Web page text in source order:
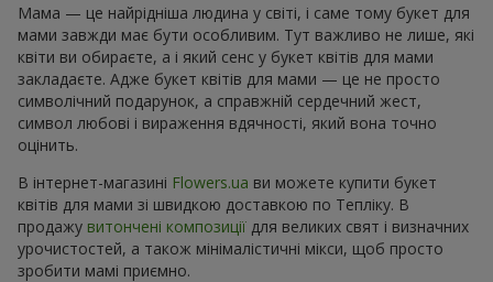
Мама — це найрідніша людина у світі, і саме тому букет для
мами завжди має бути особливим. Тут важливо не лише, які
квіти ви обираєте, а і який сенс у букет квітів для мами
закладаєте. Адже букет квітів для мами — це не просто
символічний подарунок, а справжній сердечний жест,
символ любові і вираження вдячності, який вона точно
оцінить.
В інтернет-магазині Flowers.ua ви можете купити букет
квітів для мами зі швидкою доставкою по Тепліку. В
продажу витончені композиції для великих свят і визначних
урочистостей, а також мінімалістичні мікси, щоб просто
зробити мамі приємно.